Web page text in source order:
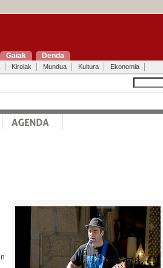
Gaiak Denda
Kirolak Mundua Kultura Ekonomia